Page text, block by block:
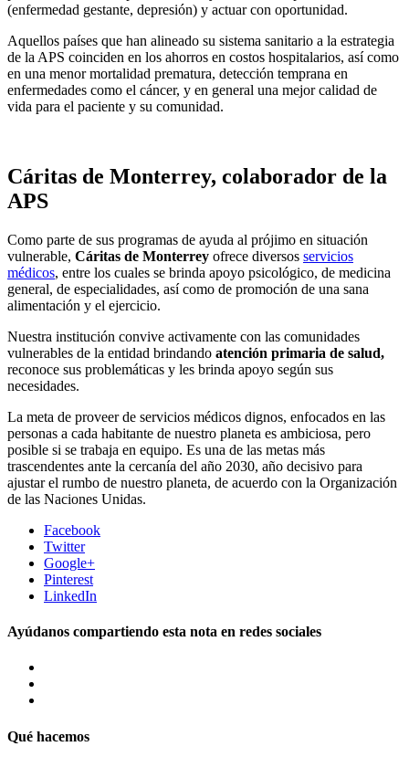
(enfermedad gestante, depresión) y actuar con oportunidad.
Aquellos países que han alineado su sistema sanitario a la estrategia
de la APS coinciden en los ahorros en costos hospitalarios, así como
en una menor mortalidad prematura, detección temprana en
enfermedades como el cáncer, y en general una mejor calidad de
vida para el paciente y su comunidad.
Cáritas de Monterrey, colaborador de la
APS
Como parte de sus programas de ayuda al prójimo en situación
vulnerable, Cáritas de Monterrey ofrece diversos servicios
médicos, entre los cuales se brinda apoyo psicológico, de medicina
general, de especialidades, así como de promoción de una sana
alimentación y el ejercicio.
Nuestra institución convive activamente con las comunidades
vulnerables de la entidad brindando atención primaria de salud,
reconoce sus problemáticas y les brinda apoyo según sus
necesidades.
La meta de proveer de servicios médicos dignos, enfocados en las
personas a cada habitante de nuestro planeta es ambiciosa, pero
posible si se trabaja en equipo. Es una de las metas más
trascendentes ante la cercanía del año 2030, año decisivo para
ajustar el rumbo de nuestro planeta, de acuerdo con la Organización
de las Naciones Unidas.
Facebook
Twitter
Google+
Pinterest
LinkedIn
Ayúdanos compartiendo esta nota en redes sociales
Qué hacemos